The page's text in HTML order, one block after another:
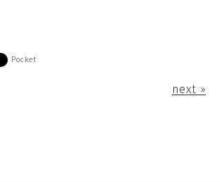
Pocket
next »